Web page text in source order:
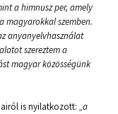
a himnusz per, amely
magyarokkal szemben.
anyanyelvhasználat
szereztem a
magyar közösségünk
is nyilatkozott: „a